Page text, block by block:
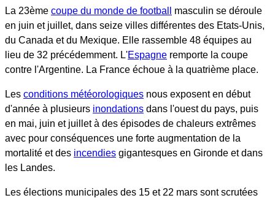
La 23ème coupe du monde de football
masculin se déroule
en juin et juillet, dans seize villes différentes des Etats-Unis,
du Canada et du Mexique. Elle rassemble 48 équipes au
lieu de 32 précédemment. L'Espagne remporte la coupe
contre l'Argentine. La France échoue à la quatrième place.
Les conditions météorologiques nous exposent en début
d'année à plusieurs inondations dans l'ouest du pays, puis
en mai, juin et juillet à des épisodes de chaleurs extrêmes
avec pour conséquences une forte augmentation de la
mortalité et des incendies gigantesques en Gironde et dans
les Landes.
Les élections municipales des 15 et 22 mars sont scrutées